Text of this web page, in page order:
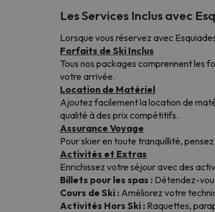
Les Services Inclus avec
Lorsque vous réservez avec
Forfaits de Ski Inclus
Tous nos packages comprennent les
votre arrivée.
Location de Matériel
Ajoutez facilement la location de
qualité à des prix compétitifs.
Assurance Voyage
Pour skier en toute tranquillité,
Activités et Extras
Enrichissez votre séjour avec des
Billets pour les spas : Détendez-
Cours de Ski : Améliorez votre
Activités Hors Ski : Raquettes,